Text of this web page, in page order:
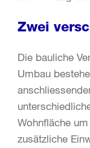
Zwei
Die bauliche
Umbau
Wohnfläche
zusätzliche